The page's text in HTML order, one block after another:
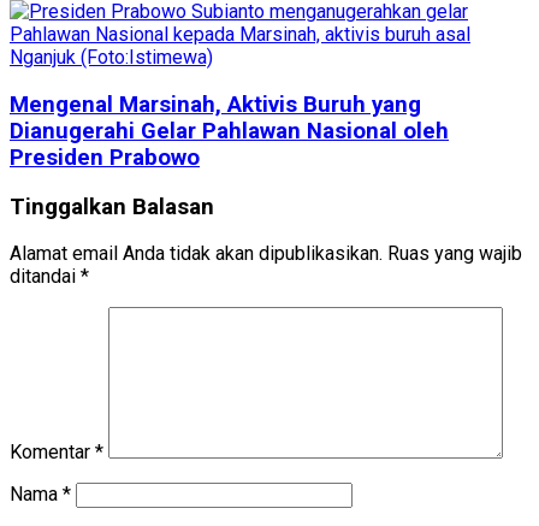
Mengenal Marsinah, Aktivis Buruh yang
Dianugerahi Gelar Pahlawan Nasional oleh
Presiden Prabowo
Tinggalkan Balasan
Alamat email Anda tidak akan dipublikasikan. Ruas yang wajib
ditandai *
Komentar *
Nama *